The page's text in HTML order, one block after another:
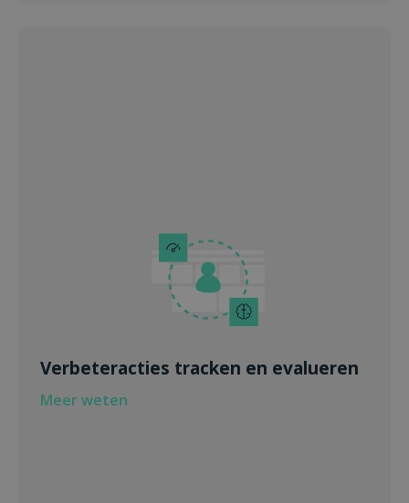
Verbeteracties tracken en evalueren
Meer weten